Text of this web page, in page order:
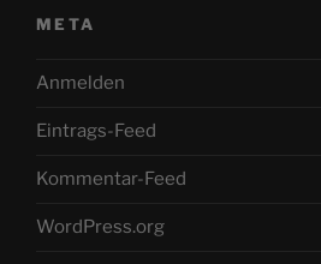
META
Anmelden
Eintrags-Feed
Kommentar-Feed
WordPress.org